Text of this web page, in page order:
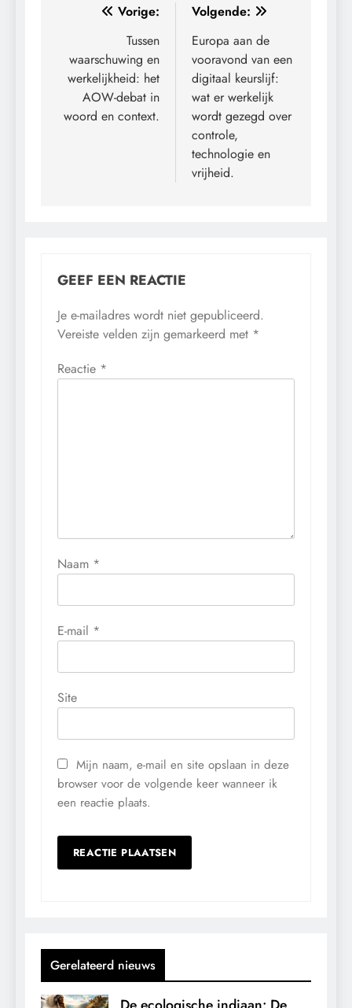
Bericht
navigatie
Vorige:
Tussen
waarschuwing en
werkelijkheid: het
AOW-debat in
woord en context.
Volgende:
Europa aan de
vooravond van een
digitaal keurslijf:
wat er werkelijk
wordt gezegd over
controle,
technologie en
vrijheid.
GEEF EEN REACTIE
Je e-mailadres wordt niet gepubliceerd.
Vereiste velden zijn gemarkeerd met *
Reactie *
Naam *
E-mail *
Site
Mijn naam, e-mail en site opslaan in deze
browser voor de volgende keer wanneer ik
een reactie plaats.
Gerelateerd nieuws